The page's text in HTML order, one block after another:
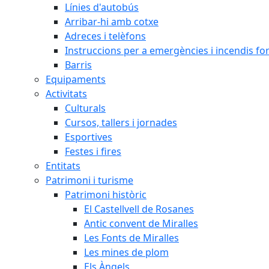
Línies d'autobús
Arribar-hi amb cotxe
Adreces i telèfons
Instruccions per a emergències i incendis
Barris
Equipaments
Activitats
Culturals
Cursos, tallers i jornades
Esportives
Festes i fires
Entitats
Patrimoni i turisme
Patrimoni històric
El Castellvell de Rosanes
Antic convent de Miralles
Les Fonts de Miralles
Les mines de plom